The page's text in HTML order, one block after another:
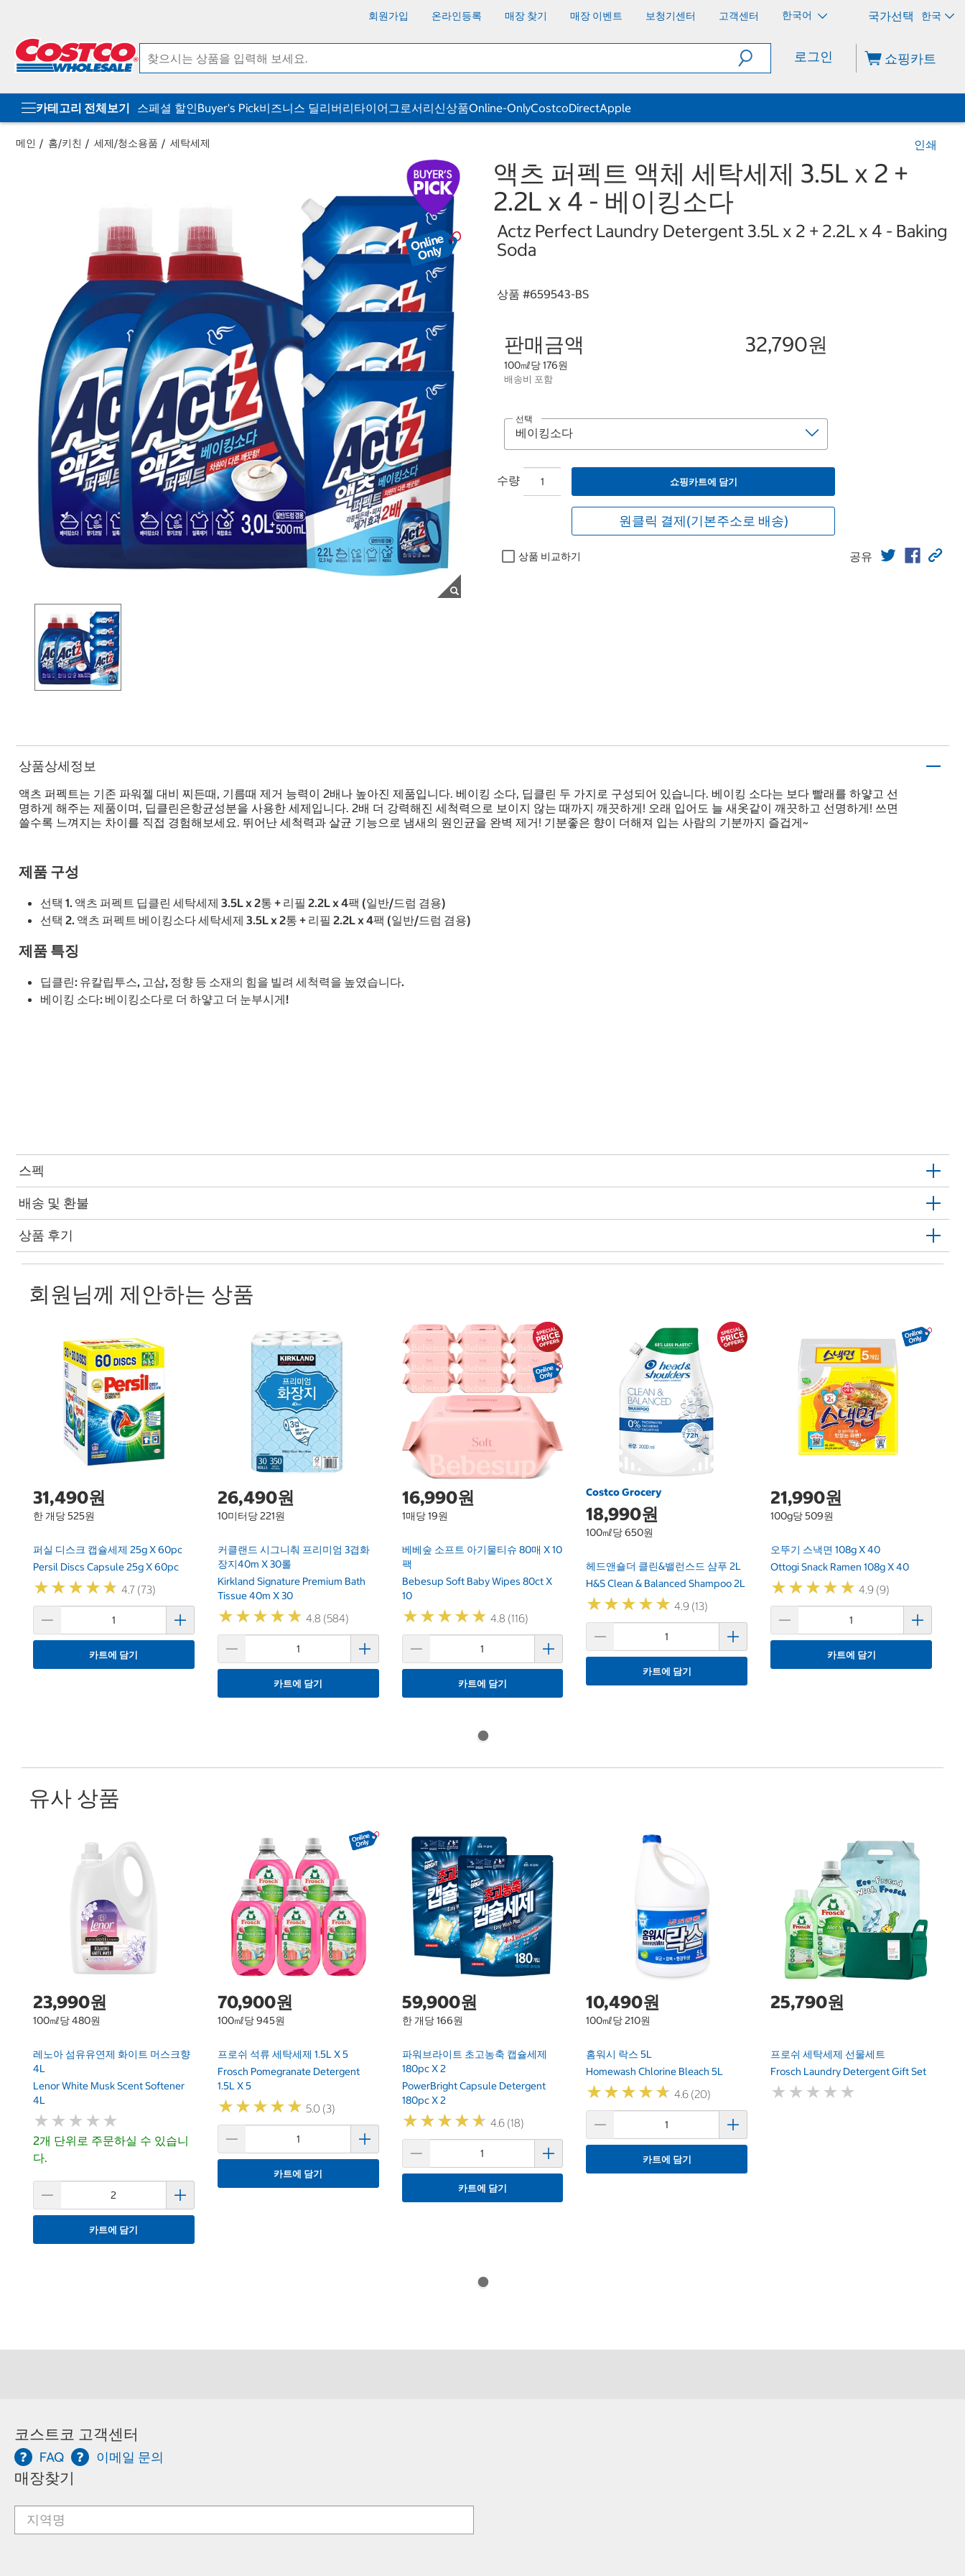
회원가입 온라인등록 매장 찾기 매장 이벤트 보청기센터 고객센터 한국어 한국
로그인 쇼핑카트
카테고리 전체보기 스페셜 할인Buyer's Pick비즈니스 딜리버리타이어그로서리신상품Online-OnlyCostcoDirectApple
메인 홈/키친 세제/청소용품 세탁세제 인쇄
액츠 퍼펙트 액체 세탁세제 3.5L x 2 +
2.2L x 4 - 베이킹소다
Actz Perfect Laundry Detergent 3.5L x 2 + 2.2L x 4 - Baking
Soda
상품 #659543-BS
판매금액 32,790원
100㎖당 176원
배송비 포함
선택
수량 쇼핑카트에 담기
원클릭 결제(기본주소로 배송)
상품 비교하기 공유
상품상세정보
액츠 퍼펙트는 기존 파워젤 대비 찌든때, 기름때 제거 능력이 2배나 높아진 제품입니다. 베이킹 소다, 딥클린 두 가지로 구성되어 있습니다. 베이킹 소다는 보다 빨래를 하얗고 선
명하게 해주는 제품이며, 딥클린은항균성분을 사용한 세제입니다. 2배 더 강력해진 세척력으로 보이지 않는 때까지 깨끗하게! 오래 입어도 늘 새옷같이 깨끗하고 선명하게! 쓰면
쓸수록 느껴지는 차이를 직접 경험해보세요. 뛰어난 세척력과 살균 기능으로 냄새의 원인균을 완벽 제거! 기분좋은 향이 더해져 입는 사람의 기분까지 즐겁게~
제품 구성
선택 1. 액츠 퍼펙트 딥클린 세탁세제 3.5L x 2통 + 리필 2.2L x 4팩 (일반/드럼 겸용)
선택 2. 액츠 퍼펙트 베이킹소다 세탁세제 3.5L x 2통 + 리필 2.2L x 4팩 (일반/드럼 겸용)
제품 특징
딥클린: 유칼립투스, 고삼, 정향 등 소재의 힘을 빌려 세척력을 높였습니다.
베이킹 소다: 베이킹소다로 더 하얗고 더 눈부시게!
스펙
배송 및 환불
상품 후기
회원님께 제안하는 상품
31,490원
한 개당 525원
퍼실 디스크 캡슐세제 25g X 60pc
Persil Discs Capsule 25g X 60pc
★★★★★
★★★★★ 4.7 (73)
카트에 담기
26,490원
10미터당 221원
커클랜드 시그니춰 프리미엄 3겹화
장지40m X 30롤
Kirkland Signature Premium Bath
Tissue 40m X 30
★★★★★
★★★★★ 4.8 (584)
카트에 담기
16,990원
1매당 19원
베베숲 소프트 아기물티슈 80매 X 10
팩
Bebesup Soft Baby Wipes 80ct X
10
★★★★★
★★★★★ 4.8 (116)
카트에 담기
Costco Grocery
18,990원
100㎖당 650원
헤드앤숄더 클린&밸런스드 샴푸 2L
H&S Clean & Balanced Shampoo 2L
★★★★★
★★★★★ 4.9 (13)
카트에 담기
21,990원
100g당 509원
오뚜기 스낵면 108g X 40
Ottogi Snack Ramen 108g X 40
★★★★★
★★★★★ 4.9 (9)
카트에 담기
유사 상품
23,990원
100㎖당 480원
레노아 섬유유연제 화이트 머스크향
4L
Lenor White Musk Scent Softener
4L
★ ★ ★ ★ ★
★ ★ ★ ★ ★
2개 단위로 주문하실 수 있습니
다.
카트에 담기
70,900원
100㎖당 945원
프로쉬 석류 세탁세제 1.5L X 5
Frosch Pomegranate Detergent
1.5L X 5
★★★★★
★★★★★ 5.0 (3)
카트에 담기
59,900원
한 개당 166원
파워브라이트 초고농축 캡슐세제
180pc X 2
PowerBright Capsule Detergent
180pc X 2
★★★★★
★★★★★ 4.6 (18)
카트에 담기
10,490원
100㎖당 210원
홈워시 락스 5L
Homewash Chlorine Bleach 5L
★★★★★
★★★★★ 4.6 (20)
카트에 담기
25,790원
프로쉬 세탁세제 선물세트
Frosch Laundry Detergent Gift Set
★ ★ ★ ★ ★
★ ★ ★ ★ ★
코스트코 고객센터
FAQ 이메일 문의
매장찾기